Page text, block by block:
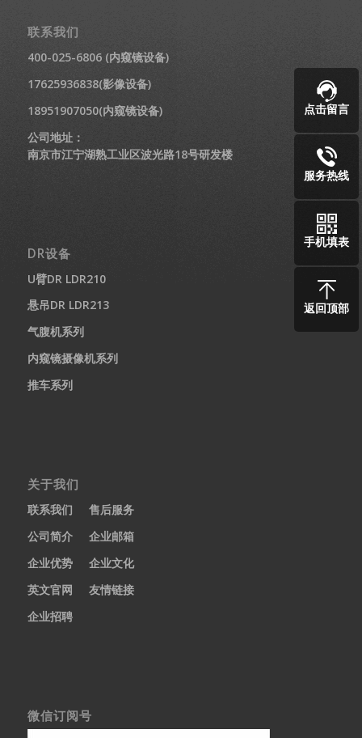
联系我们
400-025-6806 (内窥镜设备)
17625936838(影像设备)
18951907050(内窥镜设备)
公司地址：
南京市江宁湖熟工业区波光路18号研发楼
DR设备
U臂DR LDR210
悬吊DR LDR213
气腹机系列
内窥镜摄像机系列
推车系列
关于我们
联系我们
售后服务
公司简介
企业邮箱
企业优势
企业文化
英文官网
友情链接
企业招聘
微信订阅号
点击留言
服务热线
手机填表
返回顶部